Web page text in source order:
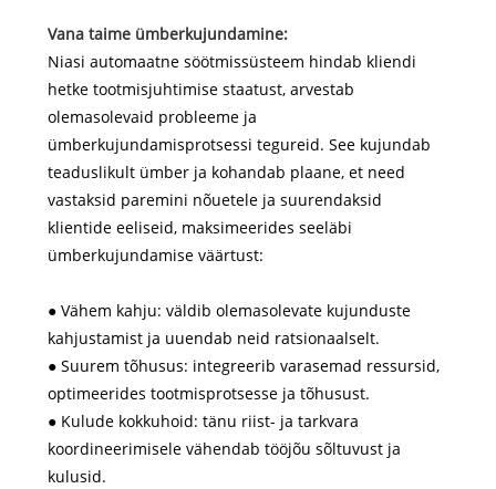
Vana taime ümberkujundamine:
Niasi automaatne söötmissüsteem hindab kliendi
hetke tootmisjuhtimise staatust, arvestab
olemasolevaid probleeme ja
ümberkujundamisprotsessi tegureid. See kujundab
teaduslikult ümber ja kohandab plaane, et need
vastaksid paremini nõuetele ja suurendaksid
klientide eeliseid, maksimeerides seeläbi
ümberkujundamise väärtust:
● Vähem kahju: väldib olemasolevate kujunduste
kahjustamist ja uuendab neid ratsionaalselt.
● Suurem tõhusus: integreerib varasemad ressursid,
optimeerides tootmisprotsesse ja tõhusust.
● Kulude kokkuhoid: tänu riist- ja tarkvara
koordineerimisele vähendab tööjõu sõltuvust ja
kulusid.